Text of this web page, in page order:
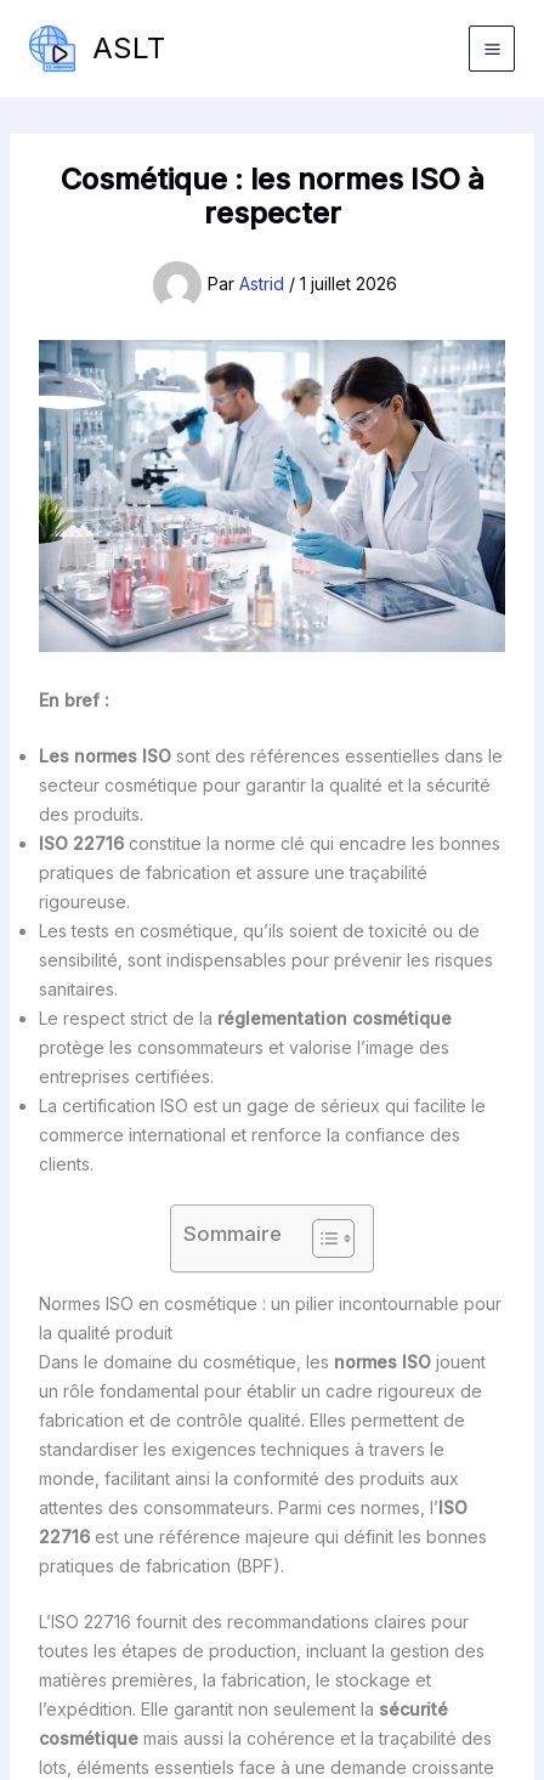
contenu
ASLT
Cosmétique : les normes ISO à
respecter
Par Astrid / 1 juillet 2026
En bref :
Les normes ISOsont des références essentielles dans le
secteur cosmétique pour garantir la qualité et la sécurité
des produits.
ISO 22716constitue la norme clé qui encadre les bonnes
pratiques de fabrication et assure une traçabilité
rigoureuse.
Les tests en cosmétique, qu’ils soient de toxicité ou de
sensibilité, sont indispensables pour prévenir les risques
sanitaires.
Le respect strict de la réglementation cosmétique
protège les consommateurs et valorise l’image des
entreprises certifiées.
La certification ISO est un gage de sérieux qui facilite le
commerce international et renforce la confiance des
clients.
Sommaire
Normes ISO en cosmétique : un pilier incontournable pour
la qualité produit
Dans le domaine du cosmétique, les normes ISOjouent
un rôle fondamental pour établir un cadre rigoureux de
fabrication et de contrôle qualité. Elles permettent de
standardiser les exigences techniques à travers le
monde, facilitant ainsi la conformité des produits aux
attentes des consommateurs. Parmi ces normes, l’ISO
22716est une référence majeure qui définit les bonnes
pratiques de fabrication (BPF).
L’ISO 22716 fournit des recommandations claires pour
toutes les étapes de production, incluant la gestion des
matières premières, la fabrication, le stockage et
l’expédition. Elle garantit non seulement la sécurité
cosmétiquemais aussi la cohérence et la traçabilité des
lots, éléments essentiels face à une demande croissante